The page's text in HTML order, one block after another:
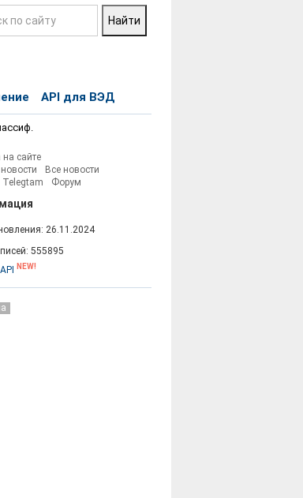
API для ВЭД
сайте
Все новости
Telegtam
Форум
26.11.2024
555895
NEW!